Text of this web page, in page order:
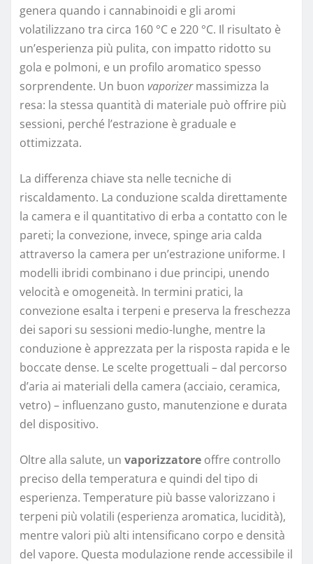
genera quando i cannabinoidi e gli aromi
volatilizzano tra circa 160 °C e 220 °C. Il risultato è
un’esperienza più pulita, con impatto ridotto su
gola e polmoni, e un profilo aromatico spesso
sorprendente. Un buon vaporizermassimizza la
resa: la stessa quantità di materiale può offrire più
sessioni, perché l’estrazione è graduale e
ottimizzata.
La differenza chiave sta nelle tecniche di
riscaldamento. La conduzione scalda direttamente
la camera e il quantitativo di erba a contatto con le
pareti; la convezione, invece, spinge aria calda
attraverso la camera per un’estrazione uniforme. I
modelli ibridi combinano i due principi, unendo
velocità e omogeneità. In termini pratici, la
convezione esalta i terpeni e preserva la freschezza
dei sapori su sessioni medio-lunghe, mentre la
conduzione è apprezzata per la risposta rapida e le
boccate dense. Le scelte progettuali – dal percorso
d’aria ai materiali della camera (acciaio, ceramica,
vetro) – influenzano gusto, manutenzione e durata
del dispositivo.
Oltre alla salute, un vaporizzatore offre controllo
preciso della temperatura e quindi del tipo di
esperienza. Temperature più basse valorizzano i
terpeni più volatili (esperienza aromatica, lucidità),
mentre valori più alti intensificano corpo e densità
del vapore. Questa modulazione rende accessibile il